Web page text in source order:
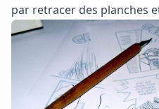
par retracer des planches